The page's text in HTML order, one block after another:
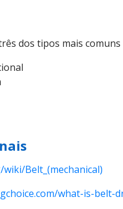
dos tipos mais
Belt_(mechanical)
what-is-belt-